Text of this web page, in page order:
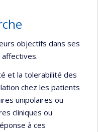
objectifs dans ses
et la tolerabilité des
chez les patients
unipolaires ou
cliniques ou
à ces